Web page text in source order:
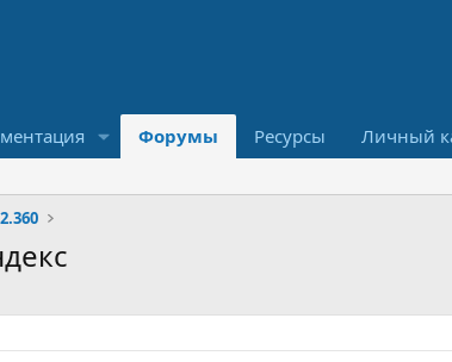
Форумы Ресурсы Личный